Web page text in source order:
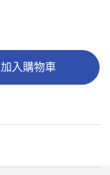
加入購物車